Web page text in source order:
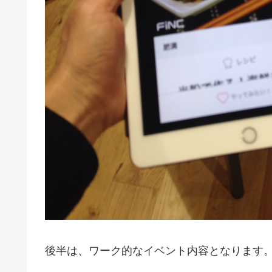
後半は、ワーク的なイベント内容となります